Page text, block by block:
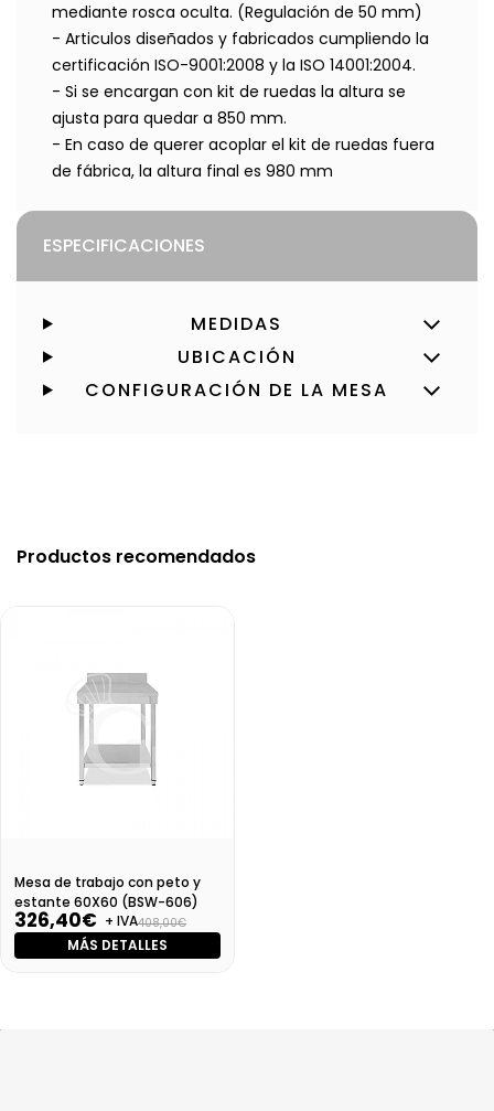
mediante rosca oculta. (Regulación de 50 mm)
- Articulos diseñados y fabricados cumpliendo la
certificación ISO-9001:2008 y la ISO 14001:2004.
- Si se encargan con kit de ruedas la altura se
ajusta para quedar a 850 mm.
- En caso de querer acoplar el kit de ruedas fuera
de fábrica, la altura final es 980 mm
ESPECIFICACIONES
MEDIDAS
UBICACIÓN
CONFIGURACIÓN DE LA MESA
Productos recomendados
Mesa de trabajo con peto y
estante 60X60 (BSW-606)
326,40€ + IVA408,00€
MÁS DETALLES